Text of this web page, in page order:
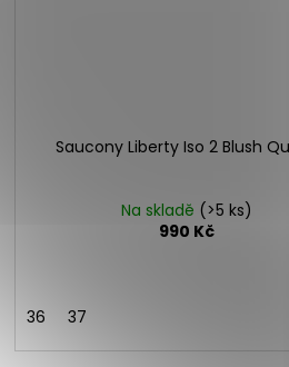
Saucony Liberty Iso 2 Blush
Na skladě (>5 ks)
990 Kč
36 37